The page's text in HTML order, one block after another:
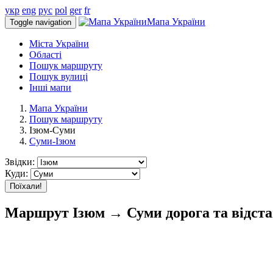
укр eng рус pol ger fr
Toggle navigation Мапа України
Міста України
Області
Пошук маршруту
Пошук вулиці
Інші мапи
Мапа України
Пошук маршруту
Ізюм-Суми
Суми-Ізюм
Звідки:
Куди:
Поїхали!
Маршрут Ізюм → Суми дорога та